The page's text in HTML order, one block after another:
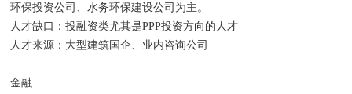
环保投资公司、水务环保建设公司为主。
人才缺口：投融资类尤其是PPP投资方向的人才
人才来源：大型建筑国企、业内咨询公司
金融